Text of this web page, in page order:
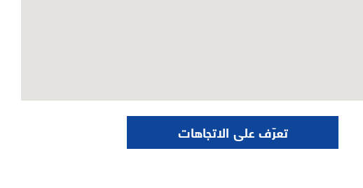
تعرّف على الاتجاهات